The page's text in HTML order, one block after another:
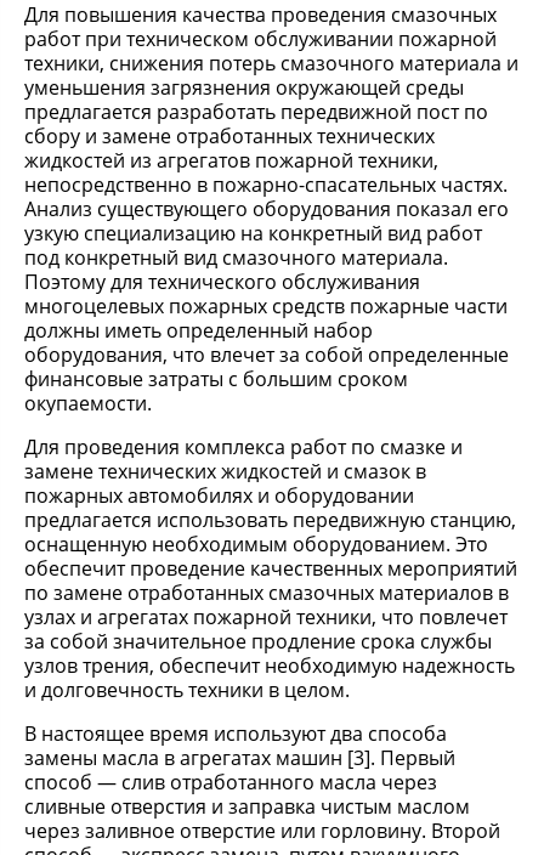
Для повышения качества проведения смазочных
работ при техническом обслуживании пожарной
техники, снижения потерь смазочного материала и
уменьшения загрязнения окружающей среды
предлагается разработать передвижной пост по
сбору и замене отработанных технических
жидкостей из агрегатов пожарной техники,
непосредственно в пожарно-спасательных частях.
Анализ существующего оборудования показал его
узкую специализацию на конкретный вид работ
под конкретный вид смазочного материала.
Поэтому для технического обслуживания
многоцелевых пожарных средств пожарные части
должны иметь определенный набор
оборудования, что влечет за собой определенные
финансовые затраты с большим сроком
окупаемости.
Для проведения комплекса работ по смазке и
замене технических жидкостей и смазок в
пожарных автомобилях и оборудовании
предлагается использовать передвижную станцию,
оснащенную необходимым оборудованием. Это
обеспечит проведение качественных мероприятий
по замене отработанных смазочных материалов в
узлах и агрегатах пожарной техники, что повлечет
за собой значительное продление срока службы
узлов трения, обеспечит необходимую надежность
и долговечность техники в целом.
В настоящее время используют два способа
замены масла в агрегатах машин [3]. Первый
способ — слив отработанного масла через
сливные отверстия и заправка чистым маслом
через заливное отверстие или горловину. Второй